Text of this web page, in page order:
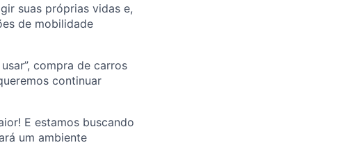
suas próprias vidas e,
de mobilidade
compra de carros
continuar
E estamos buscando
um ambiente